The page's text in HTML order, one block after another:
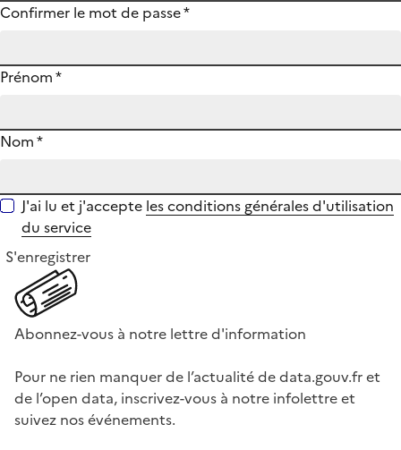
Confirmer le mot de passe*
Prénom*
Nom*
J'ai lu et j'accepte les conditions générales d'utilisation
du service
S'enregistrer
Abonnez-vous à notre lettre d'information
Pour ne rien manquer de l’actualité de data.gouv.fr et
de l’open data, inscrivez-vous à notre infolettre et
suivez nos événements.